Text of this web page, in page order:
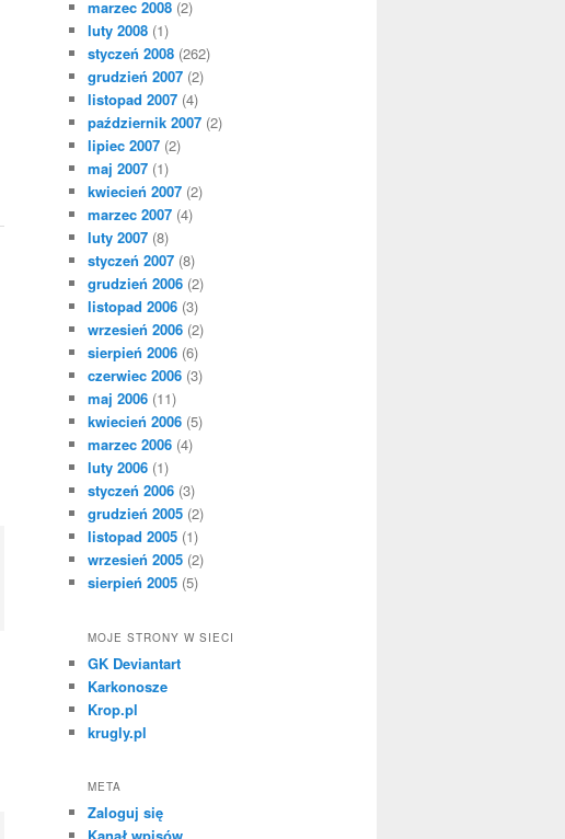
marzec 2008 (2)
luty 2008 (1)
styczeń 2008 (262)
grudzień 2007 (2)
listopad 2007 (4)
październik 2007 (2)
lipiec 2007 (2)
maj 2007 (1)
kwiecień 2007 (2)
marzec 2007 (4)
luty 2007 (8)
styczeń 2007 (8)
grudzień 2006 (2)
listopad 2006 (3)
wrzesień 2006 (2)
sierpień 2006 (6)
czerwiec 2006 (3)
maj 2006 (11)
kwiecień 2006 (5)
marzec 2006 (4)
luty 2006 (1)
styczeń 2006 (3)
grudzień 2005 (2)
listopad 2005 (1)
wrzesień 2005 (2)
sierpień 2005 (5)
MOJE STRONY W SIECI
GK Deviantart
Karkonosze
Krop.pl
krugly.pl
META
Zaloguj się